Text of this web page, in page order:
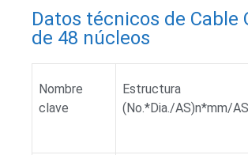
Datos técnicos de Cable
de 48 núcleos
Nombre
clave
Estructura
(No.*Dia./AS)n*mm/AS